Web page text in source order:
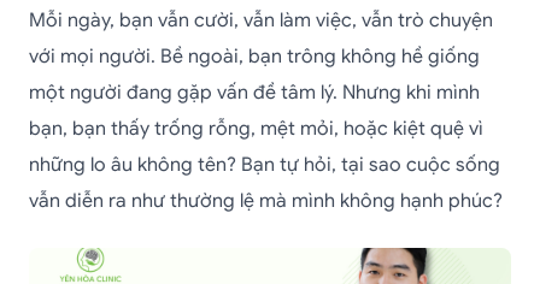
Mỗi ngày, bạn vẫn cười, vẫn làm việc, vẫn trò chuyện
với mọi người. Bề ngoài, bạn trông không hề giống
một người đang gặp vấn đề tâm lý. Nhưng khi mình
bạn, bạn thấy trống rỗng, mệt mỏi, hoặc kiệt quệ vì
những lo âu không tên? Bạn tự hỏi, tại sao cuộc sống
vẫn diễn ra như thường lệ mà mình không hạnh phúc?